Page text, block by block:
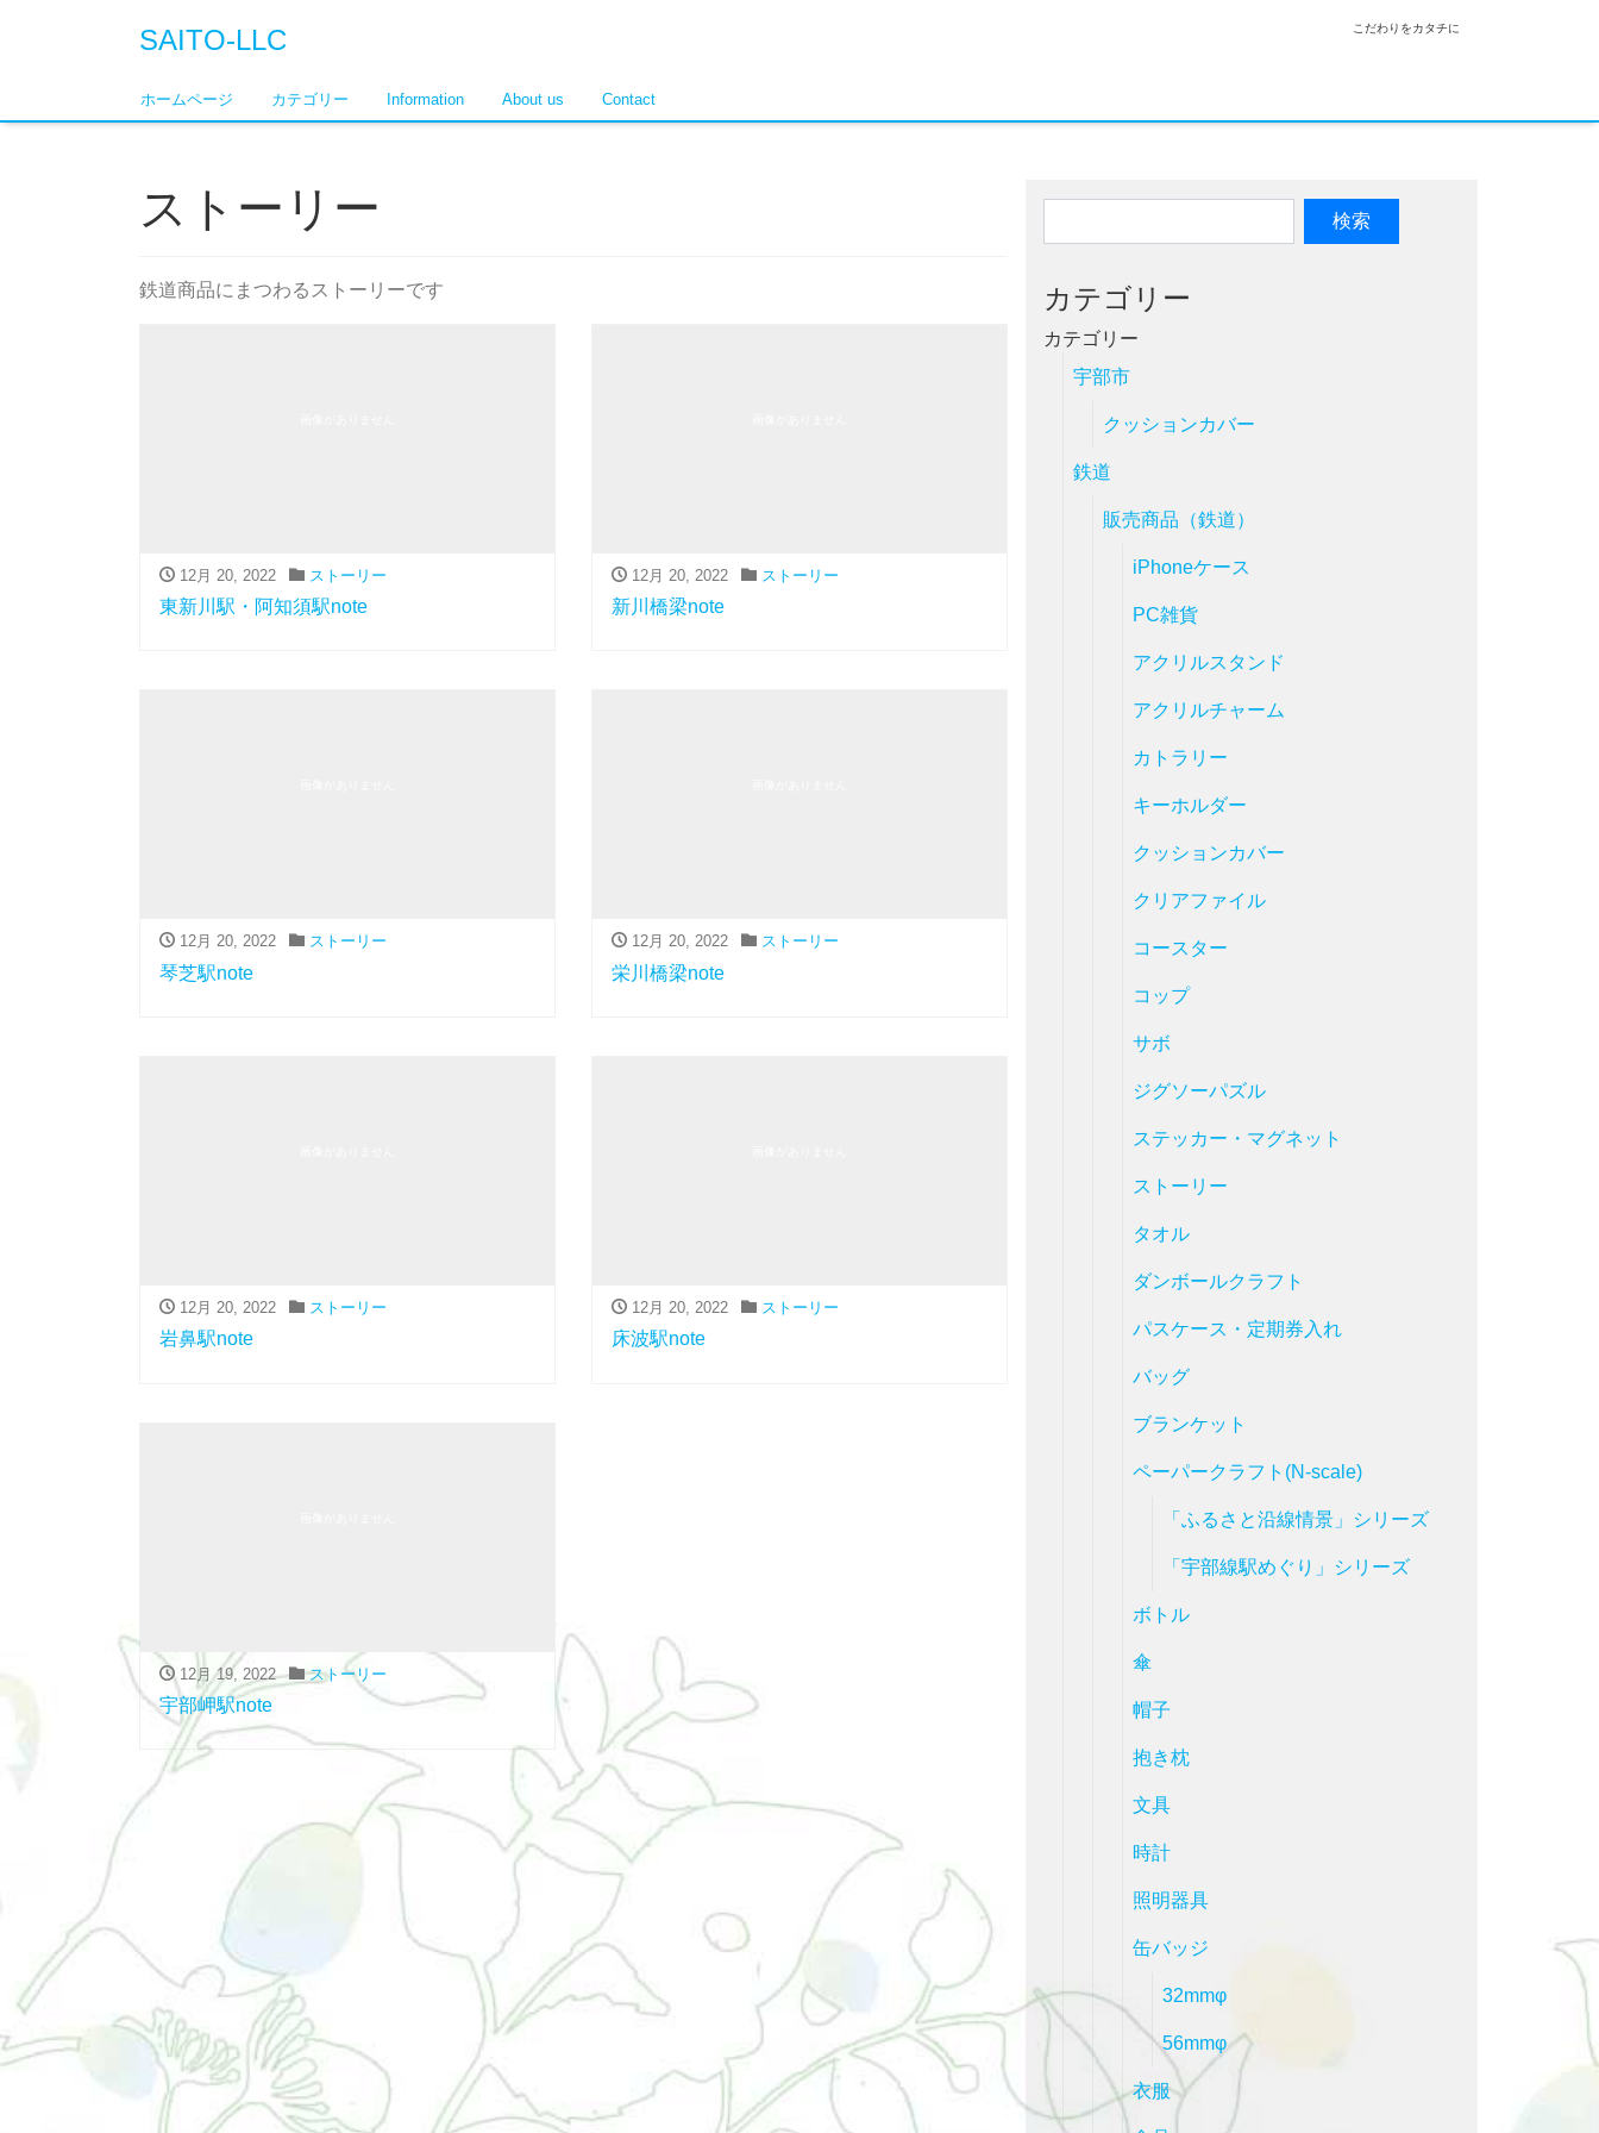
SAITO-LLC こだわりをカタチに
ホームページ カテゴリー Information About us Contact
ストーリー
鉄道商品にまつわるストーリーです
12月 20, 2022 ストーリー
東新川駅・阿知須駅note
12月 20, 2022 ストーリー
新川橋梁note
12月 20, 2022 ストーリー
琴芝駅note
12月 20, 2022 ストーリー
栄川橋梁note
12月 20, 2022 ストーリー
岩鼻駅note
12月 20, 2022 ストーリー
床波駅note
12月 19, 2022 ストーリー
宇部岬駅note
カテゴリー
カテゴリー
宇部市
クッションカバー
鉄道
販売商品（鉄道）
iPhoneケース
PC雑貨
アクリルスタンド
アクリルチャーム
カトラリー
キーホルダー
クッションカバー
クリアファイル
コースター
コップ
サボ
ジグソーパズル
ステッカー・マグネット
ストーリー
タオル
ダンボールクラフト
パスケース・定期券入れ
バッグ
ブランケット
ペーパークラフト(N-scale)
「ふるさと沿線情景」シリーズ
「宇部線駅めぐり」シリーズ
ボトル
傘
帽子
抱き枕
文具
時計
照明器具
缶バッジ
32mmφ
56mmφ
衣服